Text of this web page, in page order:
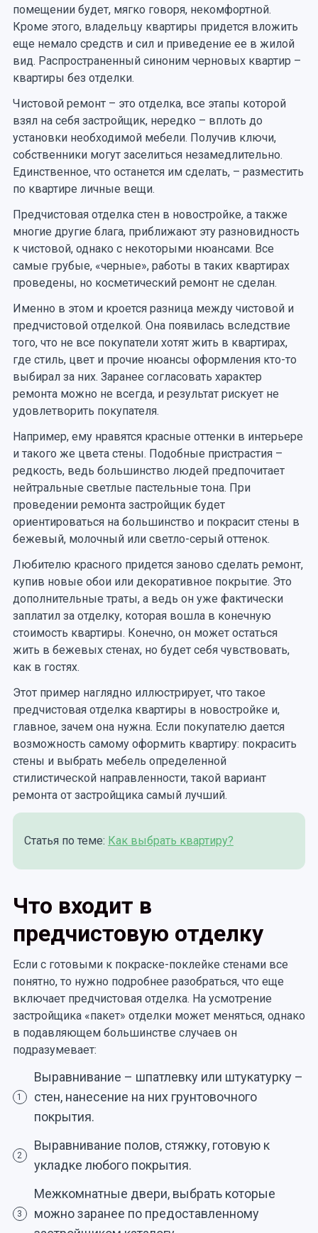
помещении будет, мягко говоря, некомфортной.
Кроме этого, владельцу квартиры придется вложить
еще немало средств и сил и приведение ее в жилой
вид. Распространенный синоним черновых квартир –
квартиры без отделки.
Чистовой ремонт – это отделка, все этапы которой
взял на себя застройщик, нередко – вплоть до
установки необходимой мебели. Получив ключи,
собственники могут заселиться незамедлительно.
Единственное, что останется им сделать, – разместить
по квартире личные вещи.
Предчистовая отделка стен в новостройке, а также
многие другие блага, приближают эту разновидность
к чистовой, однако с некоторыми нюансами. Все
самые грубые, «черные», работы в таких квартирах
проведены, но косметический ремонт не сделан.
Именно в этом и кроется разница между чистовой и
предчистовой отделкой. Она появилась вследствие
того, что не все покупатели хотят жить в квартирах,
где стиль, цвет и прочие нюансы оформления кто-то
выбирал за них. Заранее согласовать характер
ремонта можно не всегда, и результат рискует не
удовлетворить покупателя.
Например, ему нравятся красные оттенки в интерьере
и такого же цвета стены. Подобные пристрастия –
редкость, ведь большинство людей предпочитает
нейтральные светлые пастельные тона. При
проведении ремонта застройщик будет
ориентироваться на большинство и покрасит стены в
бежевый, молочный или светло-серый оттенок.
Любителю красного придется заново сделать ремонт,
купив новые обои или декоративное покрытие. Это
дополнительные траты, а ведь он уже фактически
заплатил за отделку, которая вошла в конечную
стоимость квартиры. Конечно, он может остаться
жить в бежевых стенах, но будет себя чувствовать,
как в гостях.
Этот пример наглядно иллюстрирует, что такое
предчистовая отделка квартиры в новостройке и,
главное, зачем она нужна. Если покупателю дается
возможность самому оформить квартиру: покрасить
стены и выбрать мебель определенной
стилистической направленности, такой вариант
ремонта от застройщика самый лучший.
Статья по теме: Как выбрать квартиру?
Что входит в
предчистовую отделку
Если с готовыми к покраске-поклейке стенами все
понятно, то нужно подробнее разобраться, что еще
включает предчистовая отделка. На усмотрение
застройщика «пакет» отделки может меняться, однако
в подавляющем большинстве случаев он
подразумевает:
1
Выравнивание – шпатлевку или штукатурку –
стен, нанесение на них грунтовочного
покрытия.
2
Выравнивание полов, стяжку, готовую к
укладке любого покрытия.
3
Межкомнатные двери, выбрать которые
можно заранее по предоставленному